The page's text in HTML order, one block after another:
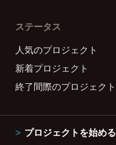
ステータス
人気のプロジェクト
新着プロジェクト
終了間際のプロジェクト
プロジェクトを始める